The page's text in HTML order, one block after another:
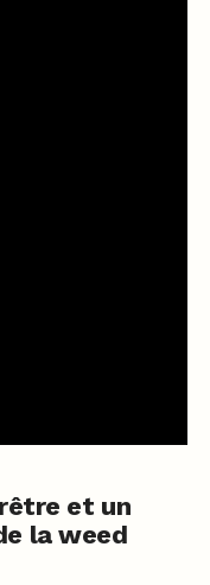
et un
la weed